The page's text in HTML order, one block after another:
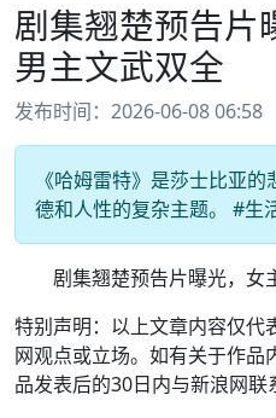
剧集翘楚预告片
男主文武双全
发布时间：2026-06-08 06:58
《哈姆雷特》是莎士比亚
德和人性的复杂主题。 #生
剧集翘楚预告片曝光，女
特别声明：以上文章内容仅代
网观点或立场。如有关于作
品发表后的30日内与新浪网联